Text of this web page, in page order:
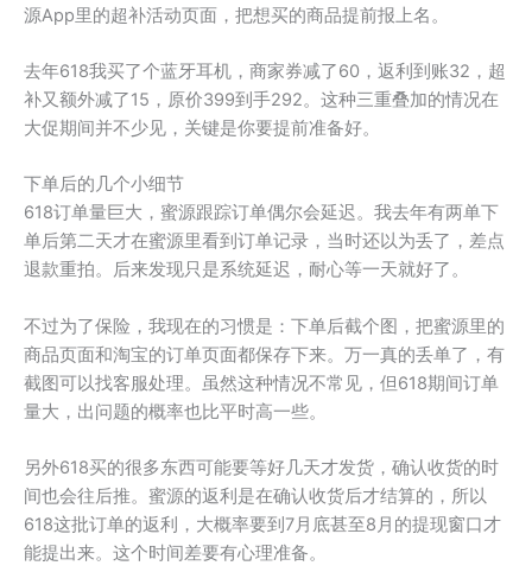
源App里的超补活动页面，把想买的商品提前报上名。
去年618我买了个蓝牙耳机，商家券减了60，返利到账32，超
补又额外减了15，原价399到手292。这种三重叠加的情况在
大促期间并不少见，关键是你要提前准备好。
下单后的几个小细节
618订单量巨大，蜜源跟踪订单偶尔会延迟。我去年有两单下
单后第二天才在蜜源里看到订单记录，当时还以为丢了，差点
退款重拍。后来发现只是系统延迟，耐心等一天就好了。
不过为了保险，我现在的习惯是：下单后截个图，把蜜源里的
商品页面和淘宝的订单页面都保存下来。万一真的丢单了，有
截图可以找客服处理。虽然这种情况不常见，但618期间订单
量大，出问题的概率也比平时高一些。
另外618买的很多东西可能要等好几天才发货，确认收货的时
间也会往后推。蜜源的返利是在确认收货后才结算的，所以
618这批订单的返利，大概率要到7月底甚至8月的提现窗口才
能提出来。这个时间差要有心理准备。